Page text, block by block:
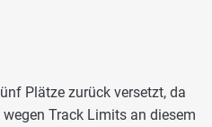
Plätze zurück versetzt, da
Track Limits an diesem